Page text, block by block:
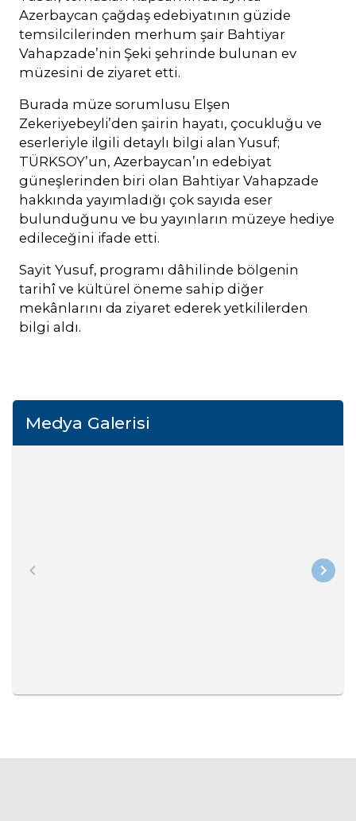
Azerbaycan çağdaş edebiyatının güzide
temsilcilerinden merhum şair Bahtiyar
Vahapzade’nin Şeki şehrinde bulunan ev
müzesini de ziyaret etti.
Burada müze sorumlusu Elşen
Zekeriyebeyli’den şairin hayatı, çocukluğu ve
eserleriyle ilgili detaylı bilgi alan Yusuf;
TÜRKSOY’un, Azerbaycan’ın edebiyat
güneşlerinden biri olan Bahtiyar Vahapzade
hakkında yayımladığı çok sayıda eser
bulunduğunu ve bu yayınların müzeye hediye
edileceğini ifade etti.
Sayit Yusuf, programı dâhilinde bölgenin
tarihî ve kültürel öneme sahip diğer
mekânlarını da ziyaret ederek yetkililerden
bilgi aldı.
Medya Galerisi